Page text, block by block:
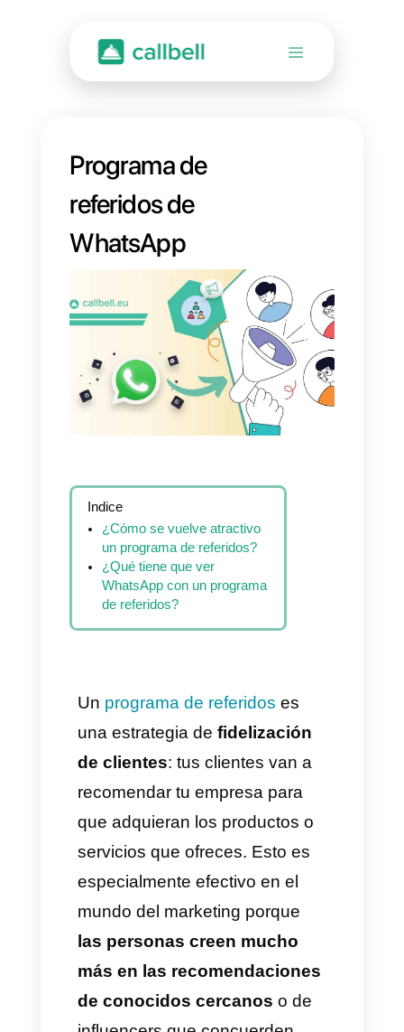
Programa de
referidos de
WhatsApp
¿Qué tiene que ver
de referidos?
Unprograma de referidos
una estrategia de
de clientes: tus clientes van a
recomendar tu empresa para
que adquieran los productos o